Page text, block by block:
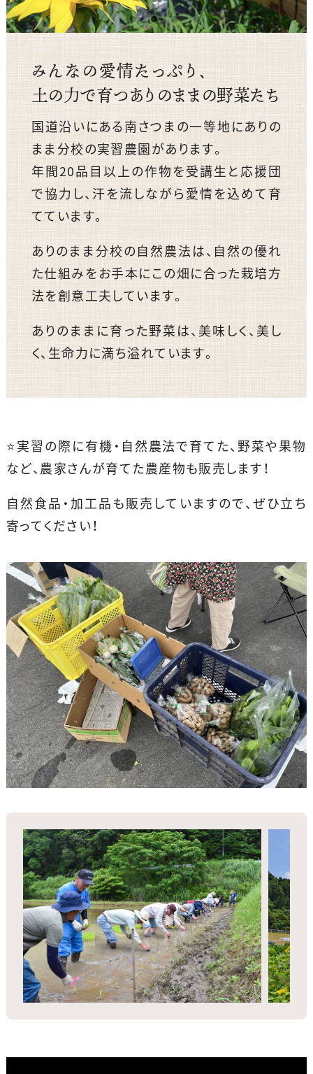
みんなの愛情たっぷり、
土の力で育つありのままの野菜たち
国道沿いにある南さつまの一等地にありの
まま分校の実習農園があります。
年間20品目以上の作物を受講生と応援団
で協力し、汗を流しながら愛情を込めて育
てています。
ありのまま分校の自然農法は、自然の優れ
た仕組みをお手本にこの畑に合った栽培方
法を創意工夫しています。
ありのままに育った野菜は、美味しく、美し
く、生命力に満ち溢れています。
⭐️実習の際に有機・自然農法で育てた、野菜や果物
など、農家さんが育てた農産物も販売します！
自然食品・加工品も販売していますので、ぜひ立ち
寄ってください！